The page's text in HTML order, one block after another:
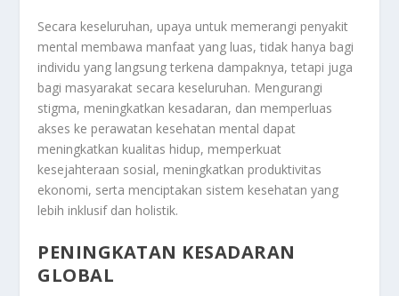
Secara keseluruhan, upaya untuk memerangi penyakit
mental membawa manfaat yang luas, tidak hanya bagi
individu yang langsung terkena dampaknya, tetapi juga
bagi masyarakat secara keseluruhan. Mengurangi
stigma, meningkatkan kesadaran, dan memperluas
akses ke perawatan kesehatan mental dapat
meningkatkan kualitas hidup, memperkuat
kesejahteraan sosial, meningkatkan produktivitas
ekonomi, serta menciptakan sistem kesehatan yang
lebih inklusif dan holistik.
PENINGKATAN KESADARAN
GLOBAL